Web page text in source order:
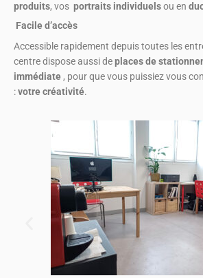
produits, vos portraits individuelsou en
Facile d’accès
Accessible rapidement depuis toutes les
centre dispose aussi deplaces de
immédiate , pour que vous puissiez vous
:votre créativité.